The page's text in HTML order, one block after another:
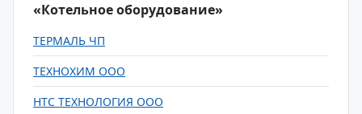
«Котельное оборудование»
ТЕРМАЛЬ ЧП
ТЕХНОХИМ ООО
НТС ТЕХНОЛОГИЯ ООО